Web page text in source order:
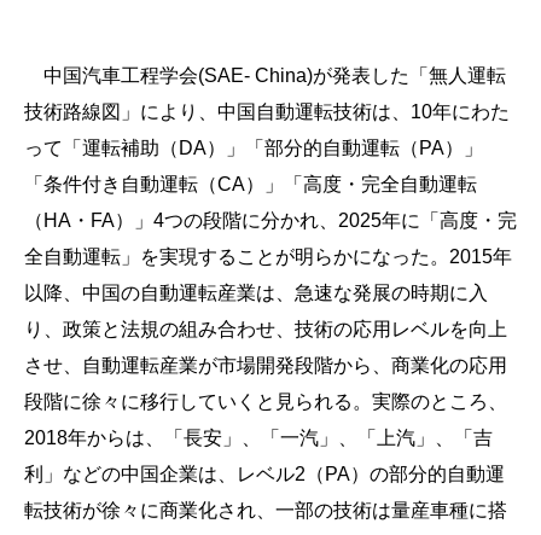
中国汽車工程学会(SAE- China)が発表した「無人運転
技術路線図」により、中国自動運転技術は、10年にわた
って「運転補助（DA）」「部分的自動運転（PA）」
「条件付き自動運転（CA）」「高度・完全自動運転
（HA・FA）」4つの段階に分かれ、2025年に「高度・完
全自動運転」を実現することが明らかになった。2015年
以降、中国の自動運転産業は、急速な発展の時期に入
り、政策と法規の組み合わせ、技術の応用レベルを向上
させ、自動運転産業が市場開発段階から、商業化の応用
段階に徐々に移行していくと見られる。実際のところ、
2018年からは、「長安」、「一汽」、「上汽」、「吉
利」などの中国企業は、レベル2（PA）の部分的自動運
転技術が徐々に商業化され、一部の技術は量産車種に搭